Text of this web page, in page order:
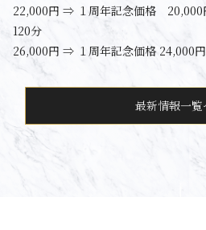
22,000円 ⇒ １周年記念価格 20,000
120分
26,000円 ⇒ １周年記念価格 24,000円
最新情報一覧